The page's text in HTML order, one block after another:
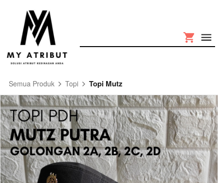
Semua Produk Topi Topi Mutz